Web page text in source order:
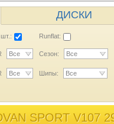
ДИСКИ
Runflat:
Все Сезон: Все
Все Шипы: Все
SPORT V107